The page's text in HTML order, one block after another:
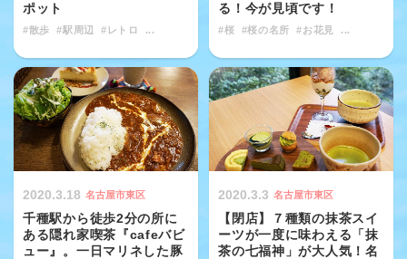
ポット
#散歩 #駅周辺 #レトロ ...
る！今が見頃です！
#桜 #桜の名所 #お花見 ...
2020.3.18 名古屋市東区
千種駅から徒歩2分の所に
ある隠れ家喫茶『cafeバビ
ュー』。一日マリネした豚
2020.3.3 名古屋市東区
【閉店】７種類の抹茶スイ
ーツが一度に味わえる「抹
茶の七福神」が大人気！名